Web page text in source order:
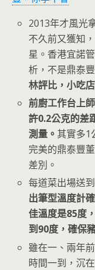
2013年才風光
不久前又獲知
星。香港宜諾
析，不是鼎泰
林評比，小吃
前廚工作台上
許0.2公克的差
測量。其實多1
完美的鼎泰豐
差別。
每道菜出場送
出筆型溫度計
佳溫度是85度
到90度，確保
雖在一、兩年
時間一到，沉